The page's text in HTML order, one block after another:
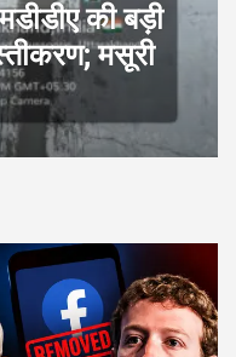
लाभार्थियों को
ने DBT से जारी